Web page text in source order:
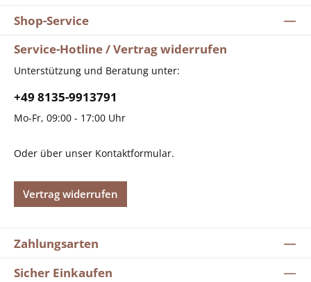
Shop-Service
Service-Hotline / Vertrag widerrufen
Unterstützung und Beratung unter:
+49 8135-9913791
Mo-Fr, 09:00 - 17:00 Uhr
Oder über unser Kontaktformular.
Vertrag widerrufen
Zahlungsarten
Sicher Einkaufen